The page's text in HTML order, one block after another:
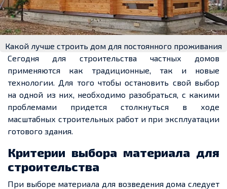
Какой лучше строить дом для постоянного проживания
Сегодня для строительства частных домов
применяются как традиционные, так и новые
технологии. Для того чтобы остановить свой выбор
на одной из них, необходимо разобраться, с какими
проблемами придется столкнуться в ходе
масштабных строительных работ и при эксплуатации
готового здания.
Критерии выбора материала для
строительства
При выборе материала для возведения дома следует